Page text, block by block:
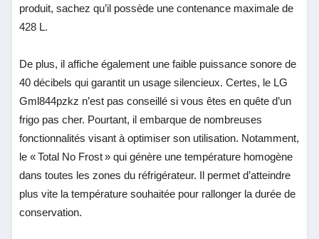
produit, sachez qu’il possède une contenance maximale de
428 L.
De plus, il affiche également une faible puissance sonore de
40 décibels qui garantit un usage silencieux. Certes, le LG
Gml844pzkz n’est pas conseillé si vous êtes en quête d’un
frigo pas cher. Pourtant, il embarque de nombreuses
fonctionnalités visant à optimiser son utilisation. Notamment,
le « Total No Frost » qui génère une température homogène
dans toutes les zones du réfrigérateur. Il permet d’atteindre
plus vite la température souhaitée pour rallonger la durée de
conservation.